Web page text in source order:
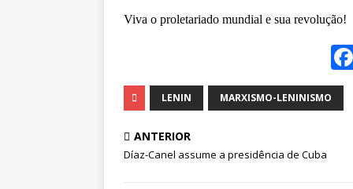
Viva o proletariado mundial e sua revolução!
LENIN MARXISMO-LENINISMO
ANTERIOR
Díaz-Canel assume a presidência de Cuba